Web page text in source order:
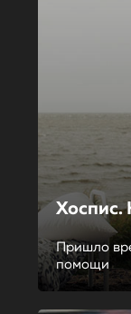
Хоспис.
Пришло
помощи